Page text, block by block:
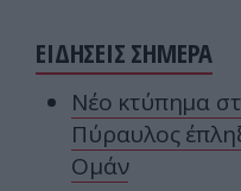
ΕΙΔΗΣΕΙΣ ΣΗΜΕΡΑ
Νέο κτύπημα
Πύραυλος
Ομάν